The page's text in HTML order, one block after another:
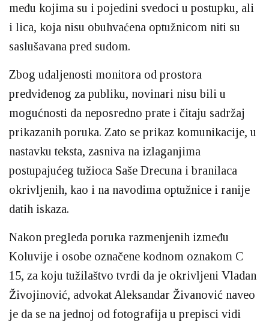
među kojima su i pojedini svedoci u postupku, ali
i lica, koja nisu obuhvaćena optužnicom niti su
saslušavana pred sudom.
Zbog udaljenosti monitora od prostora
predviđenog za publiku, novinari nisu bili u
mogućnosti da neposredno prate i čitaju sadržaj
prikazanih poruka. Zato se prikaz komunikacije, u
nastavku teksta, zasniva na izlaganjima
postupajućeg tužioca Saše Drecuna i branilaca
okrivljenih, kao i na navodima optužnice i ranije
datih iskaza.
Nakon pregleda poruka razmenjenih između
Koluvije i osobe označene kodnom oznakom C
15, za koju tužilaštvo tvrdi da je okrivljeni Vladan
Živojinović, advokat Aleksandar Živanović naveo
je da se na jednoj od fotografija u prepisci vidi